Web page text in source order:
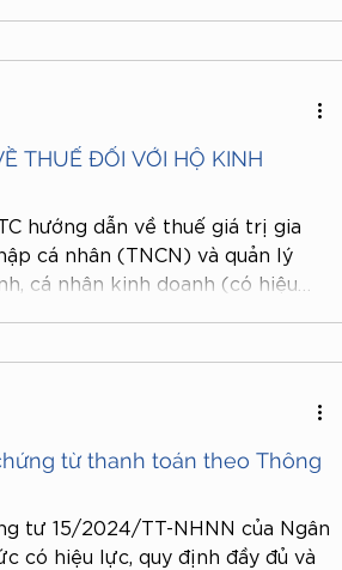
THUẾ ĐỐI VỚI HỘ KINH
hướng dẫn về thuế giá trị gia
cá nhân (TNCN) và quản lý
cá nhân kinh doanh (có hiệu
quản lý thuế hiện đại, phù hợp
tế tư nhân trong thời kỳ mới.
từ thanh toán theo Thông
tư 15/2024/TT-NHNN của Ngân
có hiệu lực, quy định đầy đủ và